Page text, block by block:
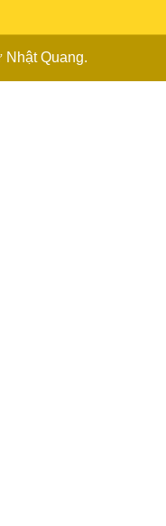
Nhật Quang.